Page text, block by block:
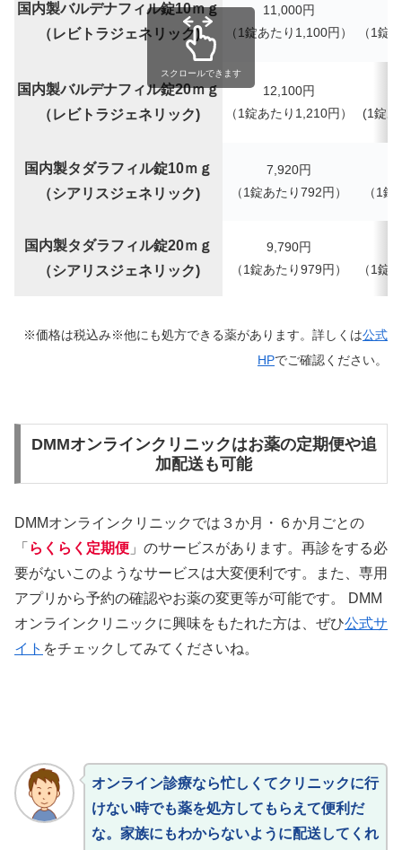
国内製バルデナフィル錠10ｍｇ
（レビトラジェネリック)
11,000円
（1錠あたり1,100円）
（1錠
国内製バルデナフィル錠20ｍｇ
（レビトラジェネリック)
12,100円
（1錠あたり1,210円）
(1錠あ
国内製タダラフィル錠10ｍｇ
（シアリスジェネリック)
7,920円
（1錠あたり792円）
（1錠
国内製タダラフィル錠20ｍｇ
（シアリスジェネリック)
9,790円
（1錠あたり979円）
（1錠
スクロールできます
※価格は税込み※他にも処方できる薬があります。詳しくは公式
HPでご確認ください。
DMMオンラインクリニックはお薬の定期便や追
加配送も可能
DMMオンラインクリニックでは３か月・６か月ごとの
「 らくらく定期便 」のサービスがあります。再診をする必
要がないこのようなサービスは大変便利です。また、専用
アプリから予約の確認やお薬の変更等が可能です。 DMM
オンラインクリニックに興味をもたれた方は、ぜひ公式サ
イト をチェックしてみてくださいね。
オンライン診療なら忙しくてクリニックに行
けない時でも薬を処方してもらえて便利だ
な。家族にもわからないように配送してくれ